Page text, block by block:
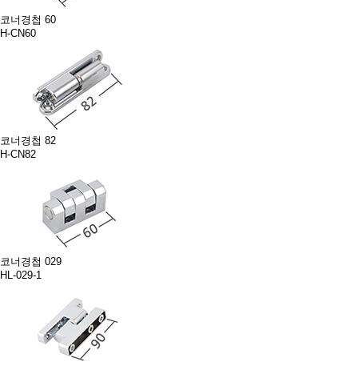
코너경첩 60
H-CN60
코너경첩 82
H-CN82
코너경첩 029
HL-029-1